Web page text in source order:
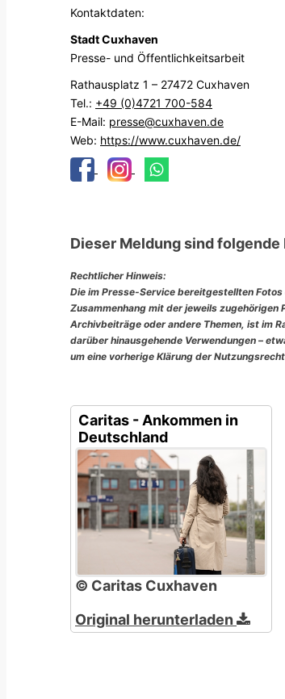
Kontaktdaten:
Stadt Cuxhaven
Presse- und Öffentlichkeitsarbeit
Rathausplatz 1 – 27472 Cuxhaven
Tel.: +49 (0)4721 700-584
E-Mail: presse@cuxhaven.de
Web: https://www.cuxhaven.de/
Dieser Meldung sind
Rechtlicher Hinweis:
Die im Presse-Service bereitgestellten
Zusammenhang mit der jeweils
Archivbeiträge oder andere Themen, ist im
darüber hinausgehende Verwendungen –
um eine vorherige Klärung der
Caritas - Ankommen in
Deutschland
© Caritas Cuxhaven
Original herunterladen